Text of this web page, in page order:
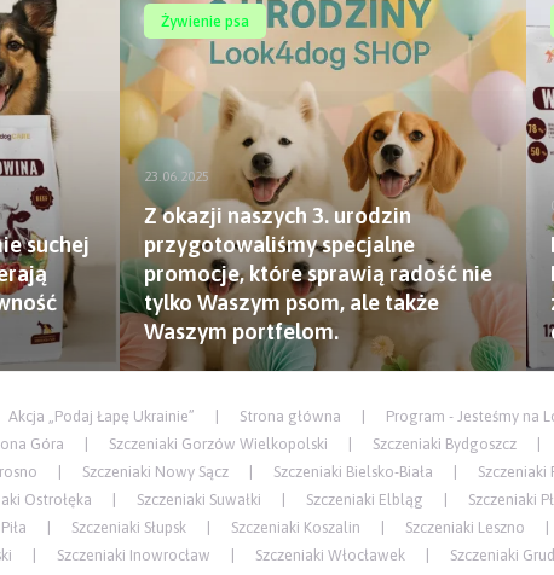
suchej
Żywienie psa
23.06.2025
Z okazji naszych 3. urodzin
przygotowaliśmy specjalne
promocje, które sprawią radość nie
tylko Waszym psom, ale także
Waszym portfelom.
Akcja „Podaj Łapę Ukrainie” Strona główna
Program - Jesteśmy na
Góra Szczeniaki Gorzów Wielkopolski Szczeniaki Bydgoszcz
Szczeniaki Nowy Sącz Szczeniaki Bielsko-Biała
Szczeniaki
Ostrołęka Szczeniaki Suwałki Szczeniaki Elbląg
Szczeniaki
Szczeniaki Słupsk Szczeniaki Koszalin Szczeniaki Leszno
Szczeniaki Inowrocław Szczeniaki Włocławek
Szczeniaki